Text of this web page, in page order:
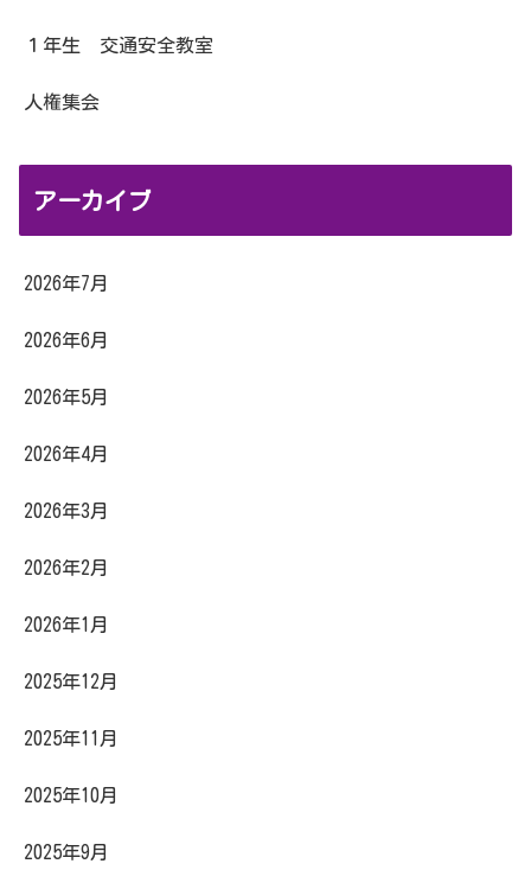
１年生 交通安全教室
人権集会
アーカイブ
2026年7月
2026年6月
2026年5月
2026年4月
2026年3月
2026年2月
2026年1月
2025年12月
2025年11月
2025年10月
2025年9月